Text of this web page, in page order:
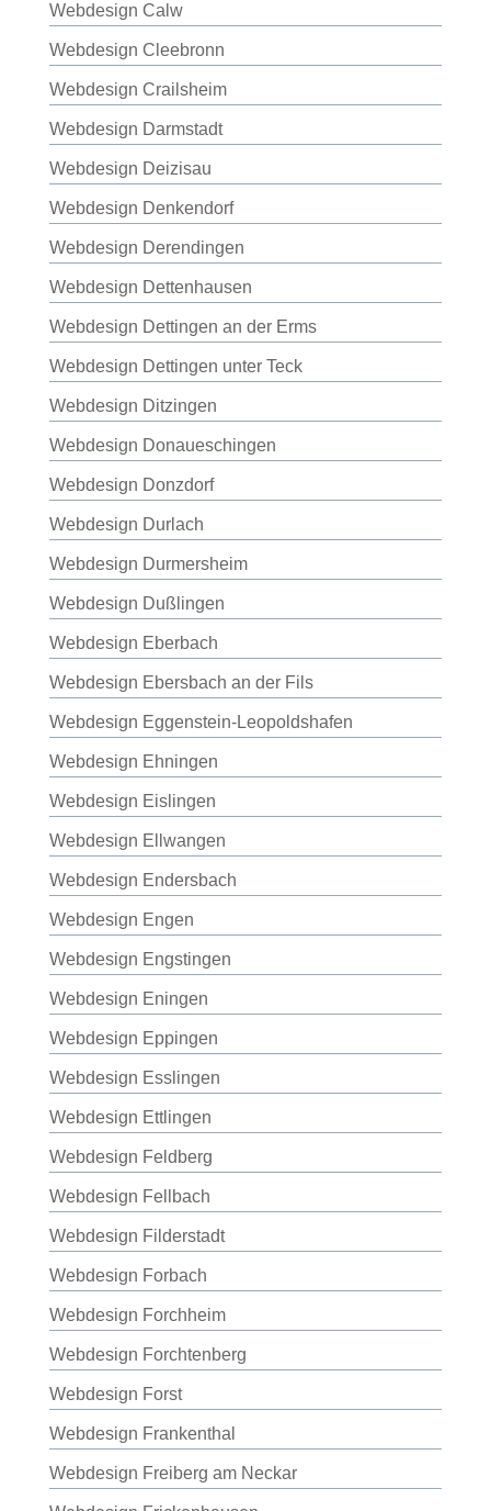
Webdesign Calw
Webdesign Cleebronn
Webdesign Crailsheim
Webdesign Darmstadt
Webdesign Deizisau
Webdesign Denkendorf
Webdesign Derendingen
Webdesign Dettenhausen
Webdesign Dettingen an der Erms
Webdesign Dettingen unter Teck
Webdesign Ditzingen
Webdesign Donaueschingen
Webdesign Donzdorf
Webdesign Durlach
Webdesign Durmersheim
Webdesign Dußlingen
Webdesign Eberbach
Webdesign Ebersbach an der Fils
Webdesign Eggenstein-Leopoldshafen
Webdesign Ehningen
Webdesign Eislingen
Webdesign Ellwangen
Webdesign Endersbach
Webdesign Engen
Webdesign Engstingen
Webdesign Eningen
Webdesign Eppingen
Webdesign Esslingen
Webdesign Ettlingen
Webdesign Feldberg
Webdesign Fellbach
Webdesign Filderstadt
Webdesign Forbach
Webdesign Forchheim
Webdesign Forchtenberg
Webdesign Forst
Webdesign Frankenthal
Webdesign Freiberg am Neckar